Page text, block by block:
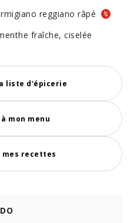
reggiano râpé
fraîche, ciselée
liste d'épicerie
mon menu
mes recettes